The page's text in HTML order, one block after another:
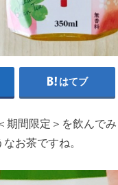
はてブ
期間限定＞を飲んでみ
お茶ですね。